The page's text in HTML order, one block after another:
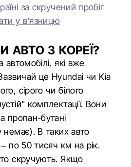
за скручений пробіг
у в'язницю
АВТО З КОРЕЇ?
автомобілі, які вже
це Hyundai чи Kia
сірого чи білого
комплектації. Вони
пропан-бутані
немає). В таких авто
– по 50 тисяч км на рік.
скручують. Якщо